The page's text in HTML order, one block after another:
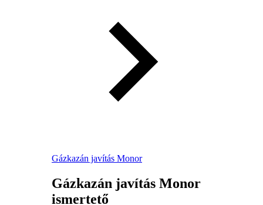
Gázkazán javítás Monor
Gázkazán javítás Monor
ismertető